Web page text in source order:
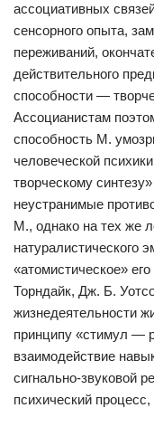
ассоциативных
сенсорного опыта,
переживаний,
действительного
способности —
Ассоцианистам
способность М.
человеческой
творческому
неустранимые
М., однако на тех же
натуралистического
«атомистическое»
Торндайк, Дж. Б.
жизнедеятельности
принципу «стимул —
взаимодействие
сигнально-звуковой
психический